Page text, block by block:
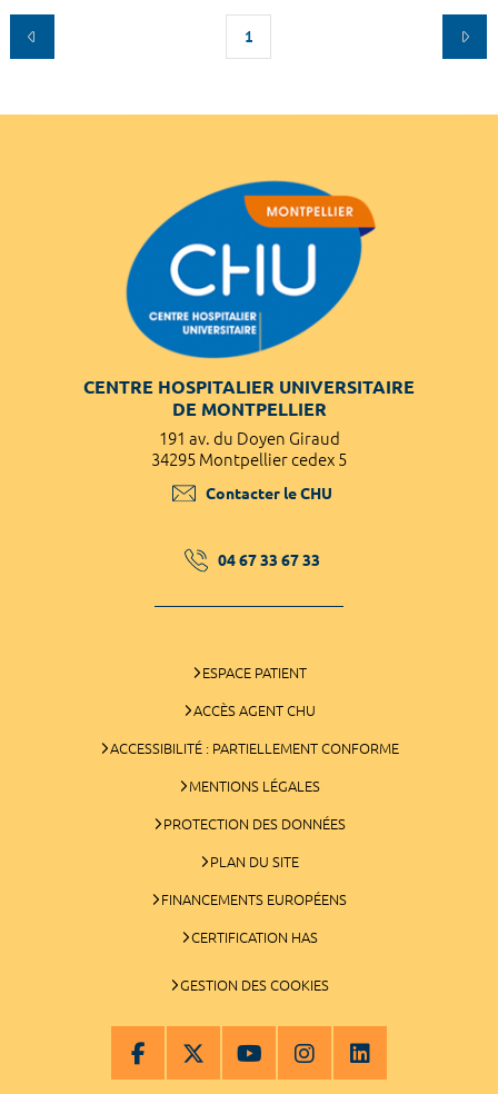
1
CENTRE HOSPITALIER UNIVERSITAIRE
DE MONTPELLIER
191 av. du Doyen Giraud
34295 Montpellier cedex 5
Contacter le CHU
04 67 33 67 33
ESPACE PATIENT
ACCÈS AGENT CHU
ACCESSIBILITÉ : PARTIELLEMENT CONFORME
MENTIONS LÉGALES
PROTECTION DES DONNÉES
PLAN DU SITE
FINANCEMENTS EUROPÉENS
CERTIFICATION HAS
GESTION DES COOKIES